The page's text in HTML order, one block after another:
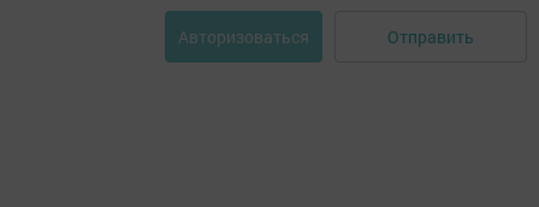
Авторизоваться Отправить